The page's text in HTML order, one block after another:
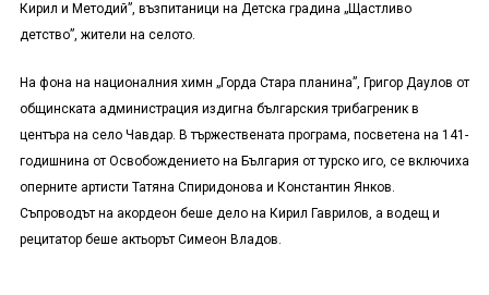
Кирил и Методий”, възпитаници на Детска градина „Щастливо
детство”, жители на селото.
На фона на националния химн „Горда Стара планина”, Григор Даулов от
общинската администрация издигна българския трибагреник в
центъра на село Чавдар. В тържествената програма, посветена на 141-
годишнина от Освобождението на България от турско иго, се включиха
оперните артисти Татяна Спиридонова и Константин Янков.
Съпроводът на акордеон беше дело на Кирил Гаврилов, а водещ и
рецитатор беше актьорът Симеон Владов.